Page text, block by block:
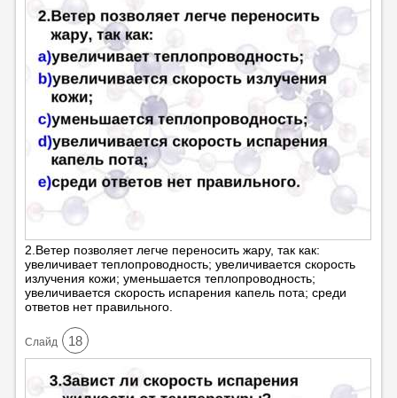
2.Ветер позволяет легче переносить жару, так как:
увеличивает теплопроводность; увеличивается скорость
излучения кожи; уменьшается теплопроводность;
увеличивается скорость испарения капель пота; среди
ответов нет правильного.
Cлайд 18